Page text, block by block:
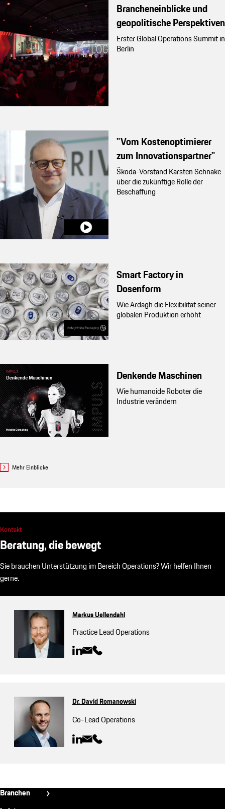
Brancheneinblicke und
geopolitische Perspektiven
Erster Global Operations Summit in
Berlin
"Vom Kostenoptimierer
zum Innovationspartner"
Škoda-Vorstand Karsten Schnake
über die zukünftige Rolle der
Beschaffung
Smart Factory in
Dosenform
Wie Ardagh die Flexibilität seiner
globalen Produktion erhöht
Denkende Maschinen
Wie humanoide Roboter die
Industrie verändern
Mehr Einblicke
Kontakt
Beratung, die bewegt
Sie brauchen Unterstützung im Bereich Operations? Wir helfen Ihnen
gerne.
Markus Uellendahl
Practice Lead Operations
Dr. David Romanowski
Co-Lead Operations
N2
Branchen